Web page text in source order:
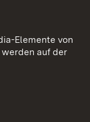
Elemente von
auf der